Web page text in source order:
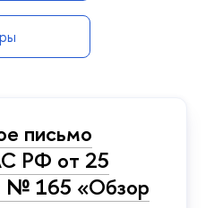
письмо
РФ от 25
№ 165 «Обзор